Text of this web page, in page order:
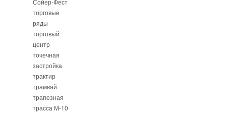
Сойер-Фест
торговые
ряды
торговый
центр
точечная
застройка
трактир
трамвай
трапезная
трасса М-10